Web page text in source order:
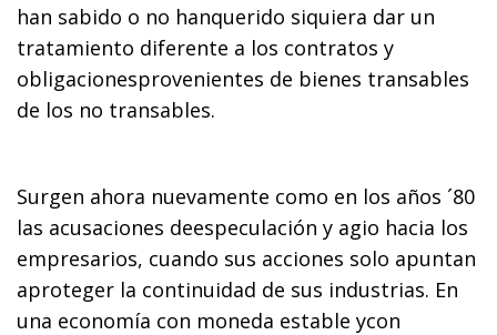
han sabido o no hanquerido siquiera dar un
tratamiento diferente a los contratos y
obligacionesprovenientes de bienes transables
de los no transables.
Surgen ahora nuevamente como en los años ´80
las acusaciones deespeculación y agio hacia los
empresarios, cuando sus acciones solo apuntan
aproteger la continuidad de sus industrias. En
una economía con moneda estable ycon